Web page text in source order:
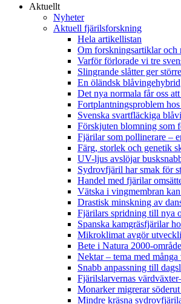
Aktuellt
Nyheter
Aktuell fjärilsforskning
Hela artikellistan
Om forskningsartiklar och
Varför förlorade vi tre
Slingrande slåtter ger
En öländsk blåvingehybrid
Det nya normala får oss
Fortplantningsproblem
Svenska svartfläckiga
Förskjuten blomning som
Fjärilar som pollinerare –
Färg, storlek och genetik
UV-ljus avslöjar
Sydrovfjäril har smak för
Handel med fjärilar
Vätska i vingmembran
Drastisk minskning av
Fjärilars spridning till nya
Spanska kamgräsfjärilar
Mikroklimat avgör
Bete i Natura 2000-
Nektar – tema med
Snabb anpassning till
Fjärilslarvernas
Monarker migrerar
Mindre kräsna